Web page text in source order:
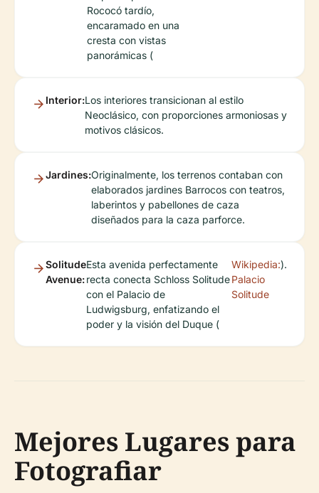
Rococó tardío,
encaramado en una
cresta con vistas
panorámicas (
Interior:Los interiores transicionan al estilo
Neoclásico, con proporciones armoniosas y
motivos clásicos.
Jardines:Originalmente, los terrenos contaban con
elaborados jardines Barrocos con teatros,
laberintos y pabellones de caza
diseñados para la caza parforce.
Solitude
Avenue:
Esta avenida perfectamente
recta conecta Schloss Solitude
con el Palacio de
Ludwigsburg, enfatizando el
poder y la visión del Duque (
Wikipedia:
Palacio
Solitude
).
Mejores Lugares para
Fotografiar